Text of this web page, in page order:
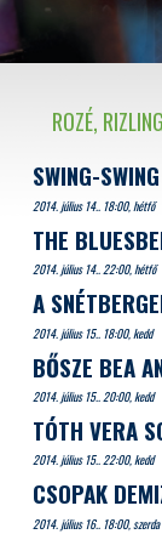
ROZÉ,
SWING-SWING
2014. július 14.. 18:00, hétfő
THE
2014. július 14.. 22:00, hétfő
A
2014. július 15.. 18:00, kedd
BŐSZE BEA
2014. július 15.. 20:00, kedd
TÓTH VERA
2014. július 15.. 22:00, kedd
CSOPAK
2014. július 16.. 18:00, szerda